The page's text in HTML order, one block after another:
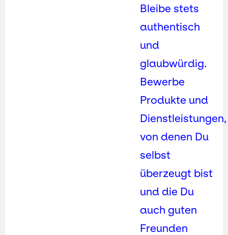
Bleibe stets
authentisch
und
glaubwürdig.
Bewerbe
Produkte und
Dienstleistungen,
von denen Du
selbst
überzeugt bist
und die Du
auch guten
Freunden